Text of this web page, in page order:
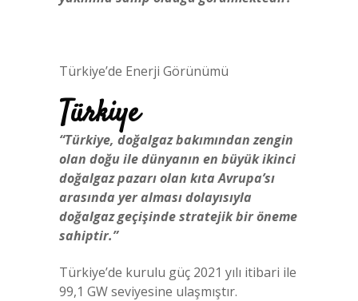
Türkiye’de Enerji Görünümü
Türkiye
“Türkiye, doğalgaz bakımından zengin
olan doğu ile dünyanın en büyük ikinci
doğalgaz pazarı olan kıta Avrupa’sı
arasında yer alması dolayısıyla
doğalgaz geçişinde stratejik bir öneme
sahiptir.”
Türkiye’de kurulu güç 2021 yılı itibari ile
99,1 GW seviyesine ulaşmıştır.